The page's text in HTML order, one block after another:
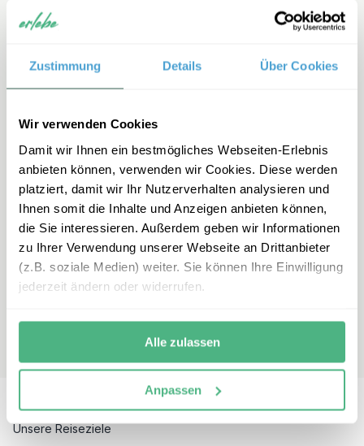
Zustimmung Details Über Cookies
Wir verwenden Cookies
Damit wir Ihnen ein bestmögliches Webseiten-Erlebnis
anbieten können, verwenden wir Cookies. Diese werden
platziert, damit wir Ihr Nutzerverhalten analysieren und
Ihnen somit die Inhalte und Anzeigen anbieten können,
die Sie interessieren. Außerdem geben wir Informationen
zu Ihrer Verwendung unserer Webseite an Drittanbieter
(z.B. soziale Medien) weiter. Sie können Ihre Einwilligung
jederzeit ändern oder widerrufen.
Alle zulassen
Anpassen
Telefon
E-mail
mexiko-
Unsere Reiseziele